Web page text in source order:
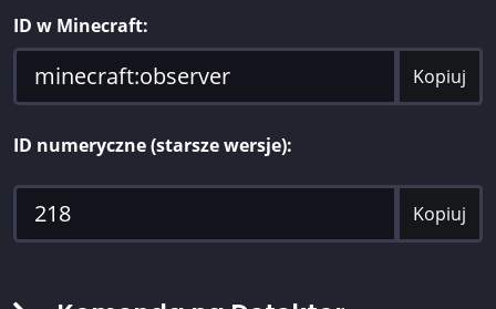
ID w Minecraft:
Kopiuj
ID numeryczne (starsze wersje):
Kopiuj